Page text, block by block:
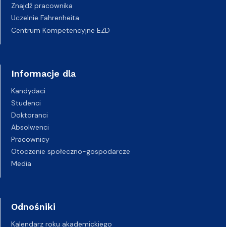
Znajdź pracownika
Uczelnie Fahrenheita
Centrum Kompetencyjne EZD
Informacje dla
Kandydaci
Studenci
Doktoranci
Absolwenci
Pracownicy
Otoczenie społeczno-gospodarcze
Media
Odnośniki
Kalendarz roku akademickiego